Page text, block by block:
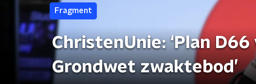
Fragment
ChristenUnie: ‘Plan
Grondwet zwaktebod’